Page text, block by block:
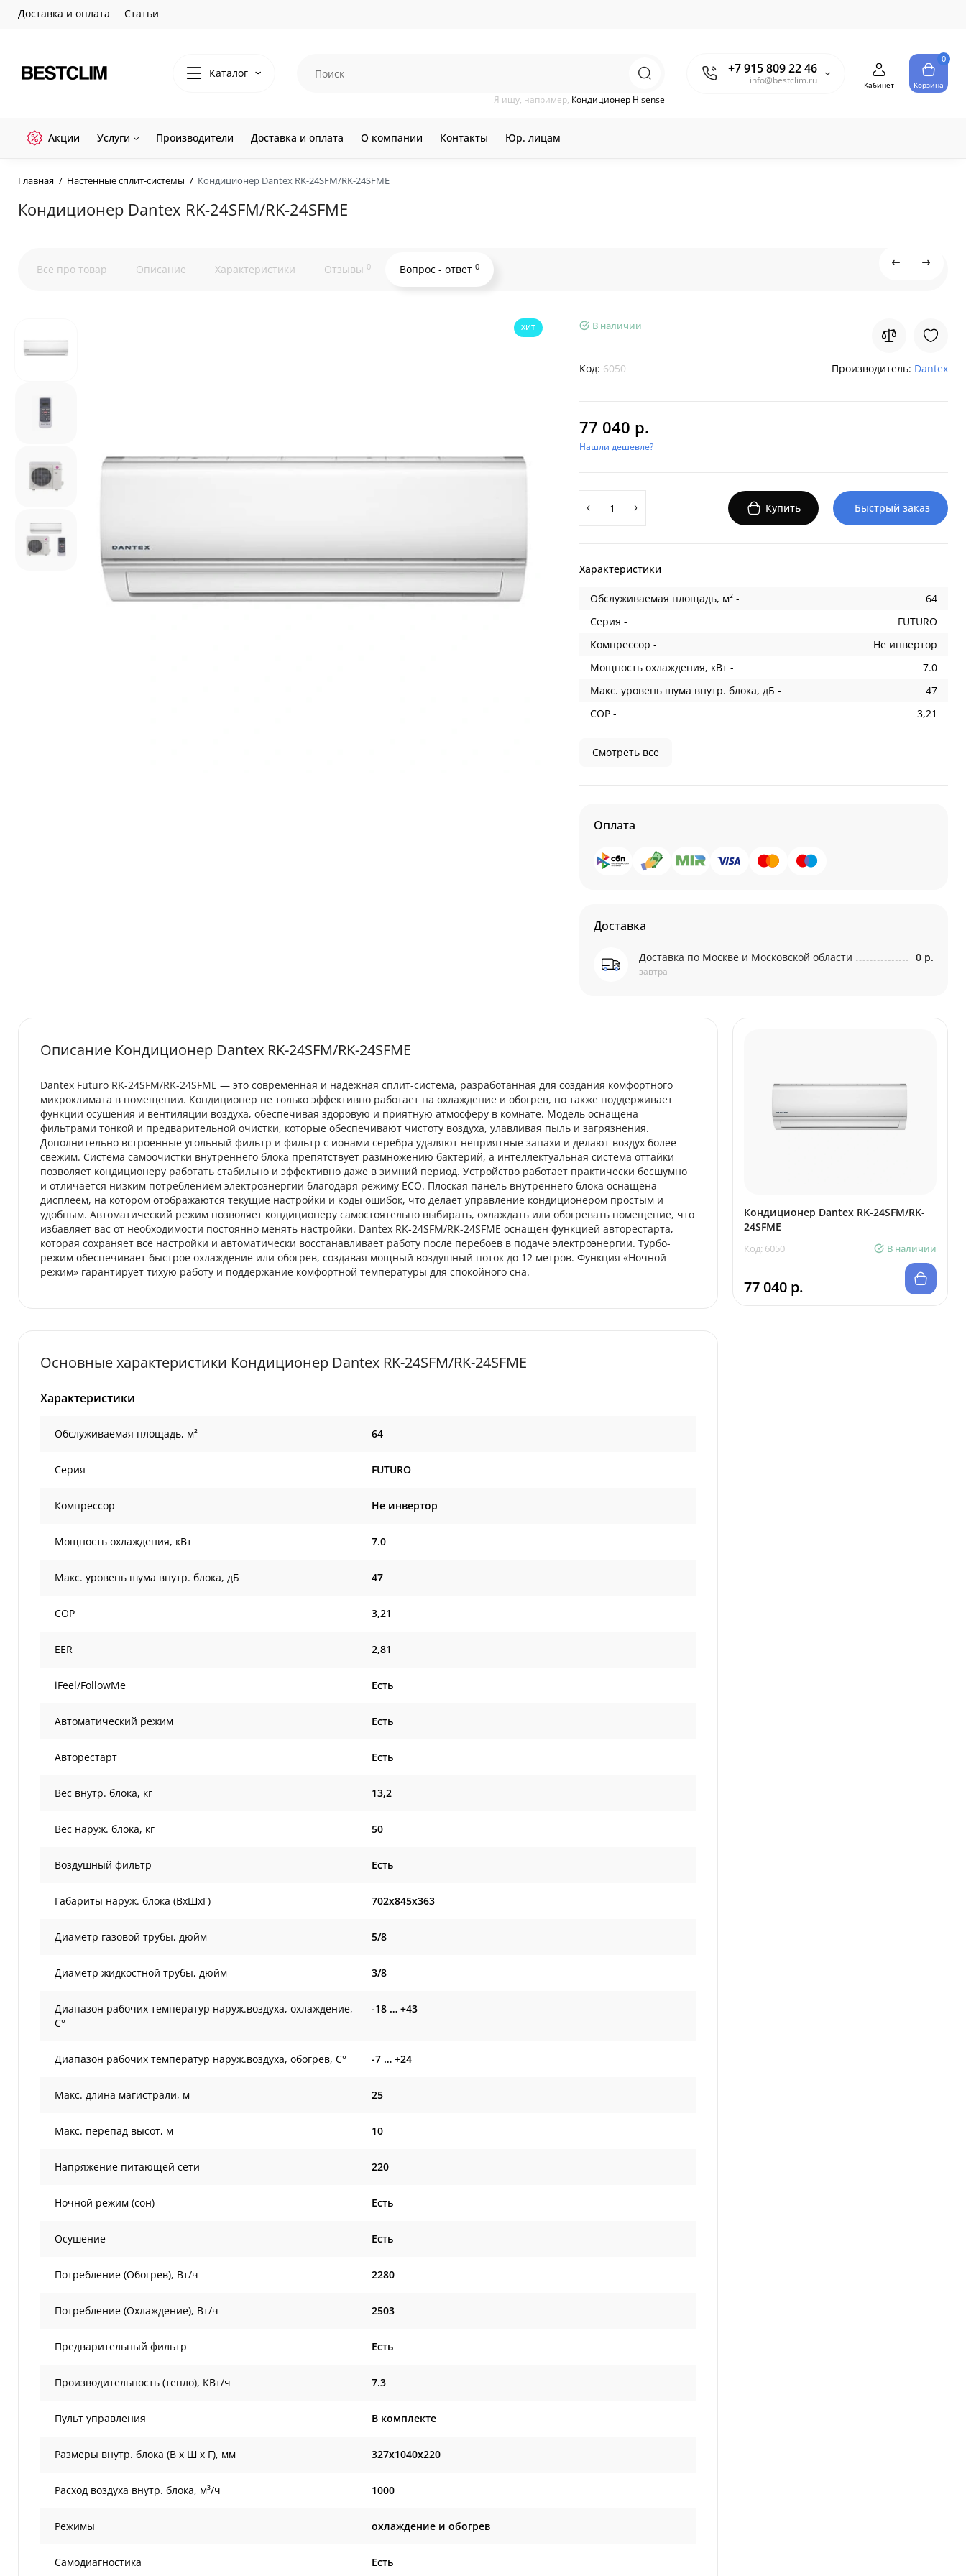
Доставка и оплата Статьи
Каталог +7 915 809 22 46
info@bestclim.ru
Я ищу, например, Кондиционер Hisense
Кабинет
0
Корзина
Акции Услуги Производители Доставка и оплата О компании Контакты Юр. лицам
Главная Настенные сплит-системы Кондиционер Dantex RK-24SFM/RK-24SFME
Кондиционер Dantex RK-24SFM/RK-24SFME
Все про товар Описание Характеристики Отзывы 0 Вопрос - ответ 0
ХИТ В наличии
Код: 6050 Производитель: Dantex
77 040 р.
Нашли дешевле?
Купить Быстрый заказ
Характеристики
Обслуживаемая площадь, м² -
64
Серия -
FUTURO
Компрессор -
Не инвертор
Мощность охлаждения, кВт -
7.0
Макс. уровень шума внутр. блока, дБ -
47
COP -
3,21
Смотреть все
Оплата
Доставка
Доставка по Москве и Московской области
завтра
0 р.
Описание Кондиционер Dantex RK-24SFM/RK-24SFME
Dantex Futuro RK-24SFM/RK-24SFME — это современная и надежная сплит-система, разработанная для создания комфортного
микроклимата в помещении. Кондиционер не только эффективно работает на охлаждение и обогрев, но также поддерживает
функции осушения и вентиляции воздуха, обеспечивая здоровую и приятную атмосферу в комнате. Модель оснащена
фильтрами тонкой и предварительной очистки, которые обеспечивают чистоту воздуха, улавливая пыль и загрязнения.
Дополнительно встроенные угольный фильтр и фильтр с ионами серебра удаляют неприятные запахи и делают воздух более
свежим. Система самоочистки внутреннего блока препятствует размножению бактерий, а интеллектуальная система оттайки
позволяет кондиционеру работать стабильно и эффективно даже в зимний период. Устройство работает практически бесшумно
и отличается низким потреблением электроэнергии благодаря режиму ECO. Плоская панель внутреннего блока оснащена
дисплеем, на котором отображаются текущие настройки и коды ошибок, что делает управление кондиционером простым и
удобным. Автоматический режим позволяет кондиционеру самостоятельно выбирать, охлаждать или обогревать помещение, что
избавляет вас от необходимости постоянно менять настройки. Dantex RK-24SFM/RK-24SFME оснащен функцией авторестарта,
которая сохраняет все настройки и автоматически восстанавливает работу после перебоев в подаче электроэнергии. Турбо-
режим обеспечивает быстрое охлаждение или обогрев, создавая мощный воздушный поток до 12 метров. Функция «Ночной
режим» гарантирует тихую работу и поддержание комфортной температуры для спокойного сна.
Основные характеристики Кондиционер Dantex RK-24SFM/RK-24SFME
Характеристики
Обслуживаемая площадь, м² 64
Серия FUTURO
Компрессор Не инвертор
Мощность охлаждения, кВт 7.0
Макс. уровень шума внутр. блока, дБ 47
COP 3,21
EER 2,81
iFeel/FollowMe Есть
Автоматический режим Есть
Авторестарт Есть
Вес внутр. блока, кг 13,2
Вес наруж. блока, кг 50
Воздушный фильтр Есть
Габариты наруж. блока (ВxШxГ) 702x845x363
Диаметр газовой трубы, дюйм 5/8
Диаметр жидкостной трубы, дюйм 3/8
Диапазон рабочих температур наруж.воздуха, охлаждение,
С°
-18 … +43
Диапазон рабочих температур наруж.воздуха, обогрев, С° -7 … +24
Макс. длина магистрали, м 25
Макс. перепад высот, м 10
Напряжение питающей сети 220
Ночной режим (сон) Есть
Осушение Есть
Потребление (Обогрев), Вт/ч 2280
Потребление (Охлаждение), Вт/ч 2503
Предварительный фильтр Есть
Производительность (тепло), КВт/ч 7.3
Пульт управления В комплекте
Размеры внутр. блока (В х Ш х Г), мм 327x1040x220
Расход воздуха внутр. блока, м³/ч 1000
Режимы охлаждение и обогрев
Самодиагностика Есть
Кондиционер Dantex RK-24SFM/RK-
24SFME
Код: 6050 В наличии
77 040 р.